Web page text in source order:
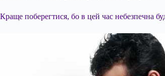
Краще поберегтися, бо в цей час небезпечна